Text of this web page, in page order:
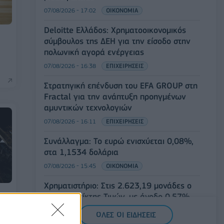
07/08/2026 - 17:02 ΟΙΚΟΝΟΜΙΑ
Deloitte Ελλάδος: Χρηματοοικονομικός
σύμβουλος της ΔΕΗ για την είσοδο στην
πολωνική αγορά ενέργειας
07/08/2026 - 16:38 ΕΠΙΧΕΙΡΗΣΕΙΣ
Στρατηγική επένδυση του EFA GROUP στη
Fractal για την ανάπτυξη προηγμένων
αμυντικών τεχνολογιών
07/08/2026 - 16:11 ΕΠΙΧΕΙΡΗΣΕΙΣ
Συνάλλαγμα: Το ευρώ ενισχύεται 0,08%,
στα 1,1534 δολάρια
07/08/2026 - 15:45 ΟΙΚΟΝΟΜΙΑ
Χρηματιστήριο: Στις 2.623,19 μονάδες ο
Γενικός Δείκτης Τιμών, με άνοδο 0,57%
07/08/2026 - 15:21 ΟΙΚΟΝΟΜΙΑ
ΟΛΕΣ ΟΙ ΕΙΔΗΣΕΙΣ